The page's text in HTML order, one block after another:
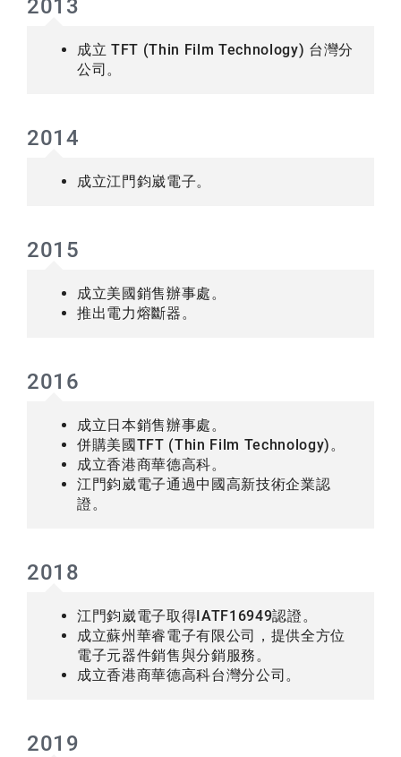
2013
成立 TFT (Thin Film Technology) 台灣分
公司。
2014
成立江門鈞崴電子。
2015
成立美國銷售辦事處。
推出電力熔斷器。
2016
成立日本銷售辦事處。
併購美國TFT (Thin Film Technology)。
成立香港商華德高科。
江門鈞崴電子通過中國高新技術企業認
證。
2018
江門鈞崴電子取得IATF16949認證。
成立蘇州華睿電子有限公司，提供全方位
電子元器件銷售與分銷服務。
成立香港商華德高科台灣分公司。
2019